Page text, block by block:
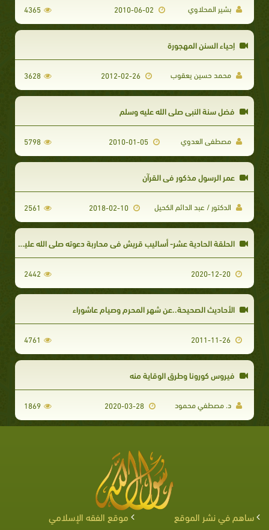
بشير المحلاوي 4365
إحياء السنن المهجورة
محمد حسين يعقوب 3628
فضل سنة النبي صلى الله عليه وسلم
مصطفى العدوي 5798
عمر الرسول مذكور في القرآن
الدكتور / عبد الدائم الكحيل 2561
الحلقة الحادية عشر- أساليب قريش في محاربة دعوته صلى الله عليه وسلم
2442
الأحاديث الصحيحة..عن شهر المحرم وصيام عاشوراء
4761
فيروس كورونا وطرق الوقاية منه
د. مصطفي محمود 2020-03-28
1869
ساهم في نشر الموقع
موقع الفقه الإسلامي